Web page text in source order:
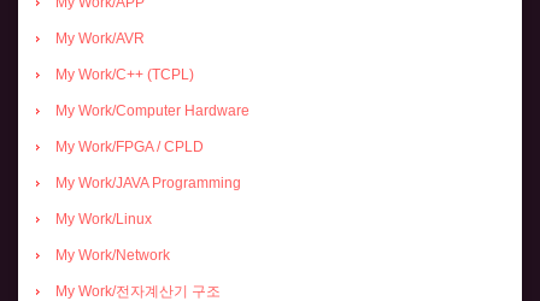
My Work/AVR
My Work/C++ (TCPL)
My Work/Computer Hardware
My Work/FPGA / CPLD
My Work/JAVA Programming
My Work/Linux
My Work/Network
My Work/전자계산기 구조